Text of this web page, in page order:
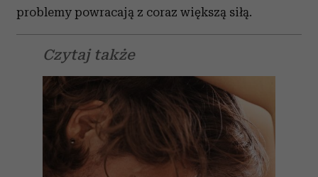
problemy powracają z coraz większą siłą.
Czytaj także